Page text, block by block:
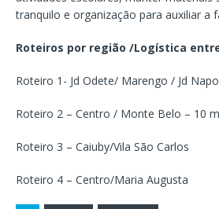
tranquilo e organização para auxiliar a
Roteiros por região /Logística
Roteiro 1- Jd Odete/ Marengo / Jd
Roteiro 2 – Centro / Monte Belo – 10
Roteiro 3 – Caiuby/Vila São Carlos
Roteiro 4 – Centro/Maria Augusta